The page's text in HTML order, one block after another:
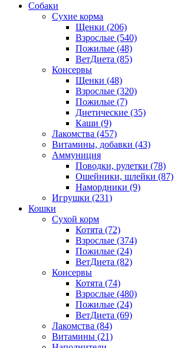
Собаки
Сухие корма
Щенки (206)
Взрослые (540)
Пожилые (48)
ВетДиета (85)
Консервы
Щенки (48)
Взрослые (320)
Пожилые (7)
Диетические (35)
Каши (9)
Лакомства (457)
Витамины, добавки (43)
Аммуниция
Поводки, рулетки (78)
Ошейники, шлейки (87)
Намордники (9)
Игрушки (231)
Кошки
Сухой корм
Котята (72)
Взрослые (374)
Пожилые (24)
ВетДиета (82)
Консервы
Котята (74)
Взрослые (480)
Пожилые (24)
ВетДиета (69)
Лакомства (84)
Витамины (21)